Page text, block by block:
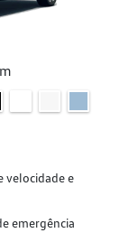
velocidade e
emergência